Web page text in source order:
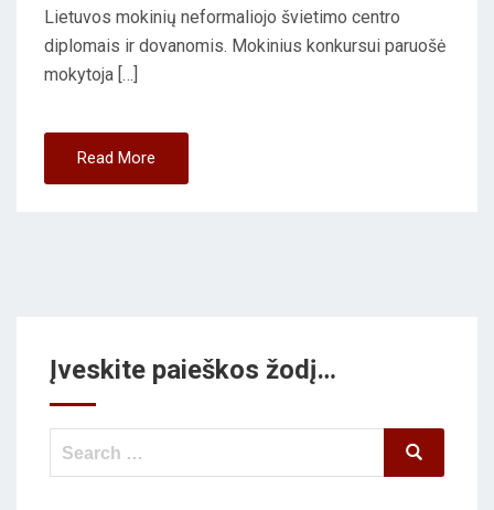
Lietuvos mokinių neformaliojo švietimo centro
diplomais ir dovanomis. Mokinius konkursui paruošė
mokytoja […]
Read More
Įveskite paieškos žodį…
Search
for:
Search